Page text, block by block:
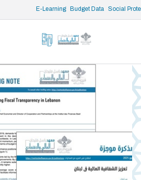
E-Learning Budget Data Social